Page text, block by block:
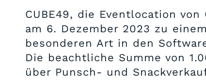
CUBE49, die Eventlocation von
am 6. Dezember 2023 zu
besonderen Art in den
Die beachtliche Summe von
über Punsch- und